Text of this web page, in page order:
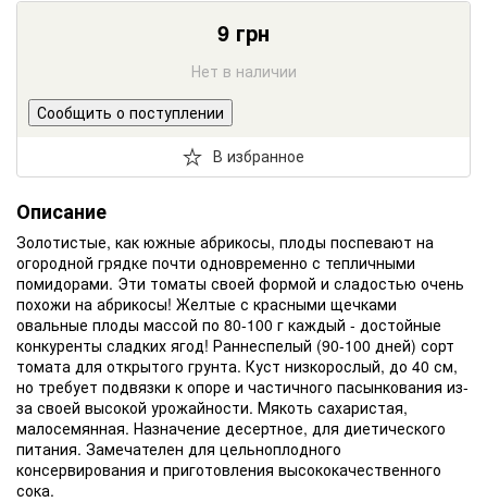
9 грн
Нет в наличии
Сообщить о поступлении
В избранное
Описание
Золотистые, как южные абрикосы, плоды поспевают на
огородной грядке почти одновременно с тепличными
помидорами. Эти томаты своей формой и сладостью очень
похожи на абрикосы! Желтые с красными щечками
овальные плоды массой по 80-100 г каждый - достойные
конкуренты сладких ягод! Раннеспелый (90-100 дней) сорт
томата для открытого грунта. Куст низкорослый, до 40 см,
но требует подвязки к опоре и частичного пасынкования из-
за своей высокой урожайности. Мякоть сахаристая,
малосемянная. Назначение десертное, для диетического
питания. Замечателен для цельноплодного
консервирования и приготовления высококачественного
сока.